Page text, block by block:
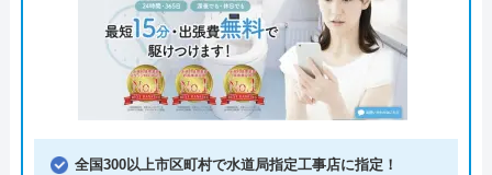
全国300以上市区町村で水道局指定工事店に指定！